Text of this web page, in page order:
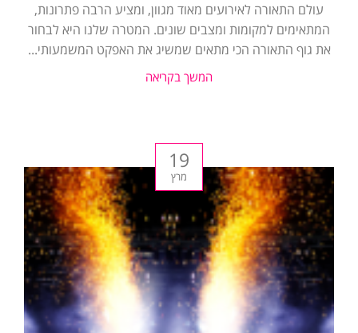
עולם התאורה לאירועים מאוד מגוון, ומציע הרבה פתרונות,
המתאימים למקומות ומצבים שונים. המטרה שלנו היא לבחור
את גוף התאורה הכי מתאים שמשיג את האפקט המשמעותי...
המשך בקריאה
19
מרץ